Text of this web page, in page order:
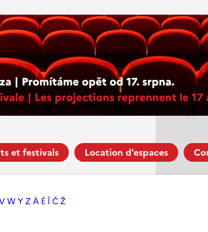
et festivals Location d'espaces
W YZ À É ÎČŽ